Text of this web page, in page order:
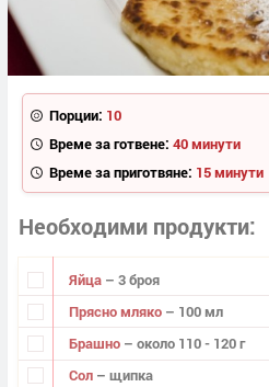
Порции: 10
Време за готвене: 40 минути
Време за приготвяне: 15 минути
Необходими продукти
Яйца – 3 броя
Прясно мляко – 100 мл
Брашно – около 110 - 120 г
Сол – щипка